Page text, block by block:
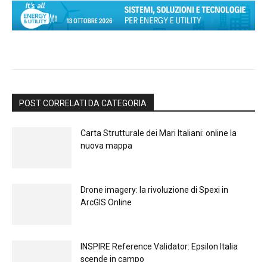
POST CORRELATI DA CATEGORIA
Carta Strutturale dei Mari Italiani: online la
nuova mappa
Drone imagery: la rivoluzione di Spexi in
ArcGIS Online
INSPIRE Reference Validator: Epsilon Italia
scende in campo